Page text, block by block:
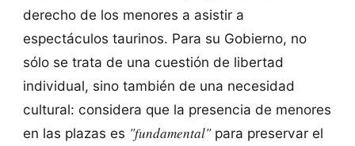
derecho de los menores a asistir a
espectáculos taurinos. Para su Gobierno, no
sólo se trata de una cuestión de libertad
individual, sino también de una necesidad
cultural: considera que la presencia de menores
en las plazas es "fundamental"para preservar el